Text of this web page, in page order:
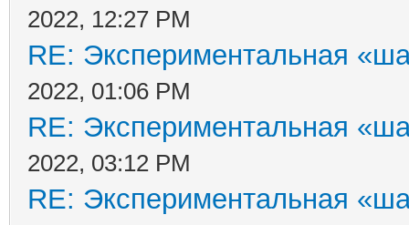
2022, 12:27 PM
RE: Экспериментальная
2022, 01:06 PM
RE: Экспериментальная
2022, 03:12 PM
RE: Экспериментальная